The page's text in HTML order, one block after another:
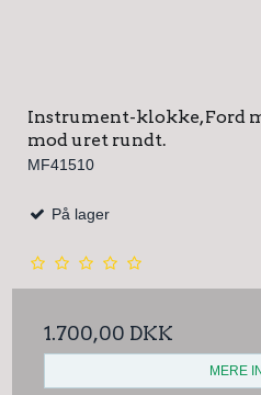
Instrument-klokke, Ford
mod uret rundt.
MF41510
På lager
1.700,00 DKK
MERE